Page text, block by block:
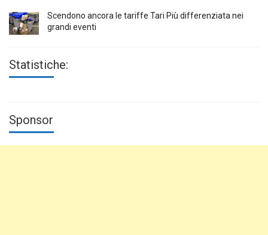
Scendono ancora le tariffe Tari Più differenziata nei
grandi eventi
Statistiche:
Sponsor